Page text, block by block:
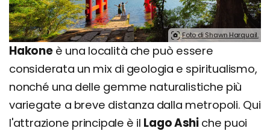
Foto di Shawn Harquail.
Hakoneè una località che può essere
considerata un mix di geologia e spiritualismo,
nonché una delle gemme naturalistiche più
variegate a breve distanza dalla metropoli. Qui
l'attrazione principale è il Lago Ashiche puoi